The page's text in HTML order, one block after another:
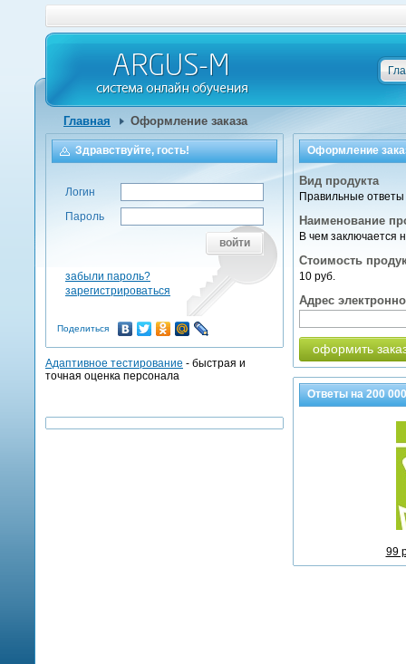
Главная Оформление заказа
Оформление
Вид продукта
Правильные ответы
Наименование
В чем заключается
Стоимость
10 руб.
Адрес
оформить
Ответы на200 000
99
Здравствуйте, гость!
Логин
Пароль
войти
забыли пароль?
зарегистрироваться
Поделиться
Адаптивное тестирование - быстрая и
точная оценка персонала